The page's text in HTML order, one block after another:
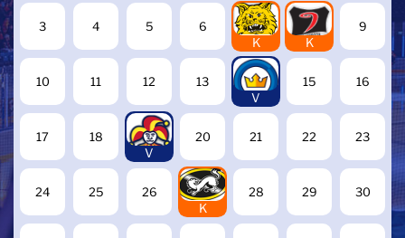
3 4 5 6
7
K
8
K
9
10 11 12 13
14
V
15 16
17 18
19
V
20 21 22 23
24 25 26
27
K
28 29 30